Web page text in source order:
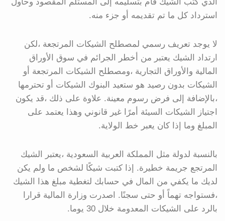
استرداد كل ما تم تقديمه أو جزء منه.
لا يوجد تعريف رسمي لمصطلح الشيكات المرتجعة ،لكن
ارتداد الشيك يعتبر من أخطر الجرائم في سوق الأوراق
المالية والأوراق التجارية ،ومصطلح الشيكات المرتجعة أو
الشيكات بدون رصيد هو ستعيد البنوك الشيكات أو تحترمها
،بالإضافة إلى فرض رسوم معينة. علاوة على ذلك ،قد يكون
اجتياز الشيكات السيئة أمرًا غير قانوني وهذا يعتمد على
المبلغ وما إذا كان يعبر خط الولاية.
بالنسبة لدولة مثل المملكة العربية السعودية ،يعتبر الشيك
المرتجع جريمة خطيرة. إذا كتبت شيكًا لشخص ما ولم يكن
لديك ما يكفي من المال في حسابك لتغطية مبلغ هذا الشيك
،فستواجه تهماً أو حتى سجنًا. اصدرت وزارة المالية قرارا
بالرد على الشيكات المعدومة خلال 30 يوما.